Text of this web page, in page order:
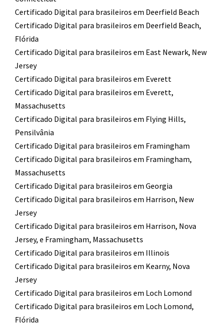
Certificado Digital para brasileiros em Deerfield Beach
Certificado Digital para brasileiros em Deerfield Beach,
Flórida
Certificado Digital para brasileiros em East Newark, New
Jersey
Certificado Digital para brasileiros em Everett
Certificado Digital para brasileiros em Everett,
Massachusetts
Certificado Digital para brasileiros em Flying Hills,
Pensilvânia
Certificado Digital para brasileiros em Framingham
Certificado Digital para brasileiros em Framingham,
Massachusetts
Certificado Digital para brasileiros em Georgia
Certificado Digital para brasileiros em Harrison, New
Jersey
Certificado Digital para brasileiros em Harrison, Nova
Jersey, e Framingham, Massachusetts
Certificado Digital para brasileiros em Illinois
Certificado Digital para brasileiros em Kearny, Nova
Jersey
Certificado Digital para brasileiros em Loch Lomond
Certificado Digital para brasileiros em Loch Lomond,
Flórida